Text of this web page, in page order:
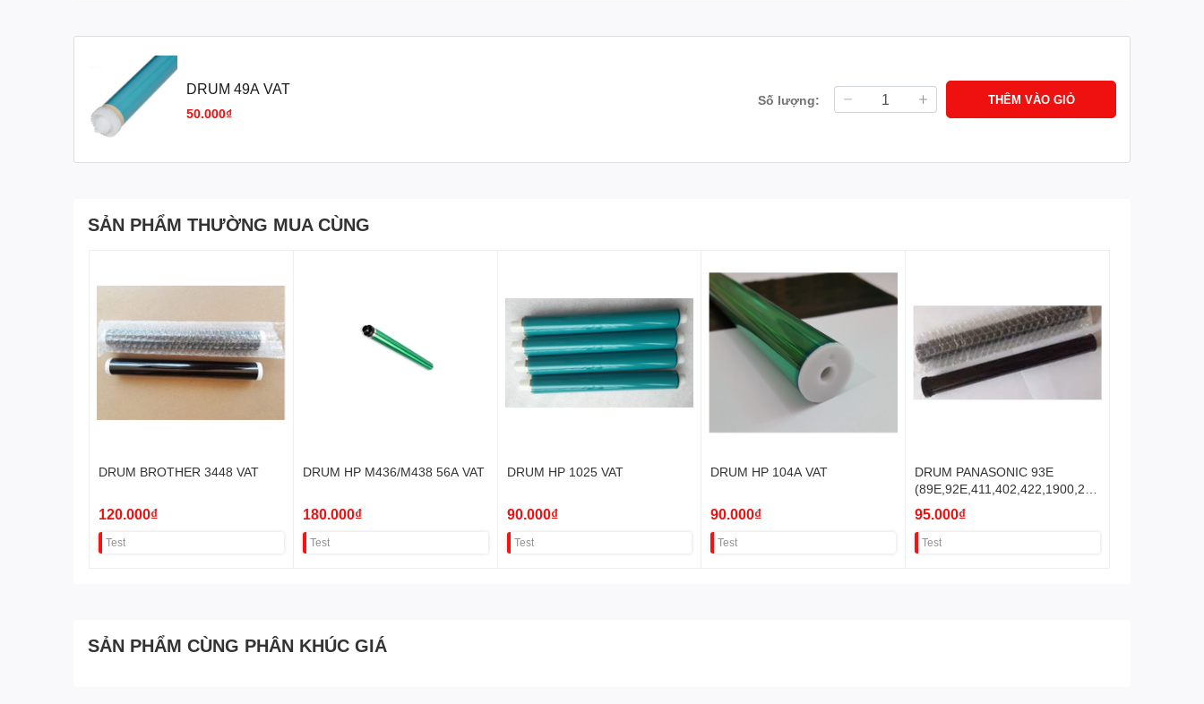
DRUM 49A VAT
50.000₫
Số lượng: THÊM VÀO GIỎ
SẢN PHẨM THƯỜNG MUA CÙNG
DRUM BROTHER 3448 VAT
120.000₫
Test
DRUM HP M436/M438 56A VAT
180.000₫
Test
DRUM HP 1025 VAT
90.000₫
Test
DRUM HP 104A VAT
90.000₫
Test
DRUM PANASONIC 93E
(89E,92E,411,402,422,1900,201
0,2025,401,403,412,413, 2030)
95.000₫
Test
SẢN PHẨM CÙNG PHÂN KHÚC GIÁ